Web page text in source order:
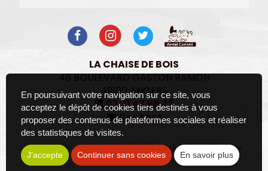
LA CHAISE DE BOIS
48 BOULEVARD GASTON RAMON
49100ANGERS
02 41 43 98 77
Contact
Les photos sont des propriétés intellectuelles, toute
reproduction est interdite.
En poursuivant votre navigation sur ce site, vous
acceptez le dépôt de cookies tiers destinés à vous
proposer des contenus de plateformes sociales et réaliser
des statistiques de visites.
J'accepte Continuer sans cookies En savoir plus